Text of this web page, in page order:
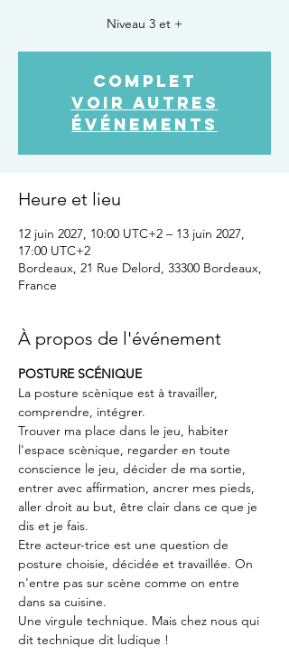
Niveau 3 et +
COMPLET
Voir autres
événements
Heure et lieu
12 juin 2027, 10:00 UTC+2 – 13 juin 2027,
17:00 UTC+2
Bordeaux, 21 Rue Delord, 33300 Bordeaux,
France
À propos de l'événement
POSTURE SCÉNIQUE
La posture scènique est à travailler,
comprendre, intégrer.
Trouver ma place dans le jeu, habiter
l'espace scènique, regarder en toute
conscience le jeu, décider de ma sortie,
entrer avec affirmation, ancrer mes pieds,
aller droit au but, être clair dans ce que je
dis et je fais.
Etre acteur-trice est une question de
posture choisie, décidée et travaillée. On
n'entre pas sur scène comme on entre
dans sa cuisine.
Une virgule technique. Mais chez nous qui
dit technique dit ludique !